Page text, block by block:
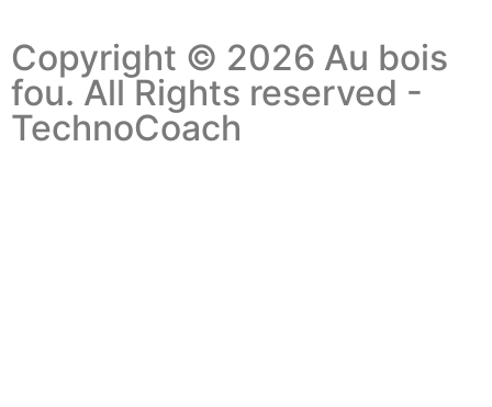
Copyright © 2026 Au bois
fou. All Rights reserved -
TechnoCoach